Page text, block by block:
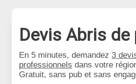
Devis Abris
En 5 minutes, demandez 3
professionnels dans votre
Gratuit, sans pub et sans